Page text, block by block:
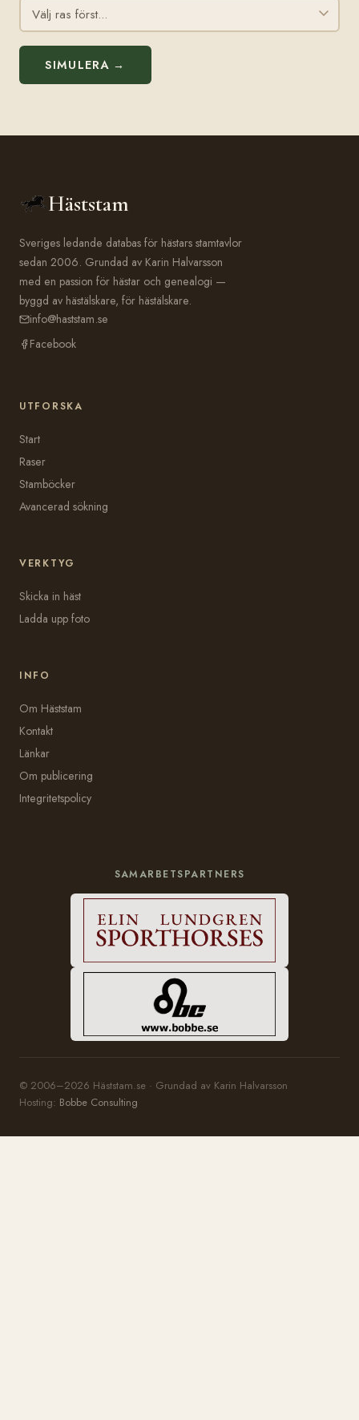
SIMULERA →
Häststam
Sveriges ledande databas för hästars stamtavlor
sedan 2006. Grundad av Karin Halvarsson
med en passion för hästar och genealogi —
byggd av hästälskare, för hästälskare.
info@haststam.se
Facebook
UTFORSKA
Start
Raser
Stamböcker
Avancerad sökning
VERKTYG
Skicka in häst
Ladda upp foto
INFO
Om Häststam
Kontakt
Länkar
Om publicering
Integritetspolicy
SAMARBETSPARTNERS
© 2006–2026 Häststam.se · Grundad av Karin Halvarsson
Hosting: Bobbe Consulting